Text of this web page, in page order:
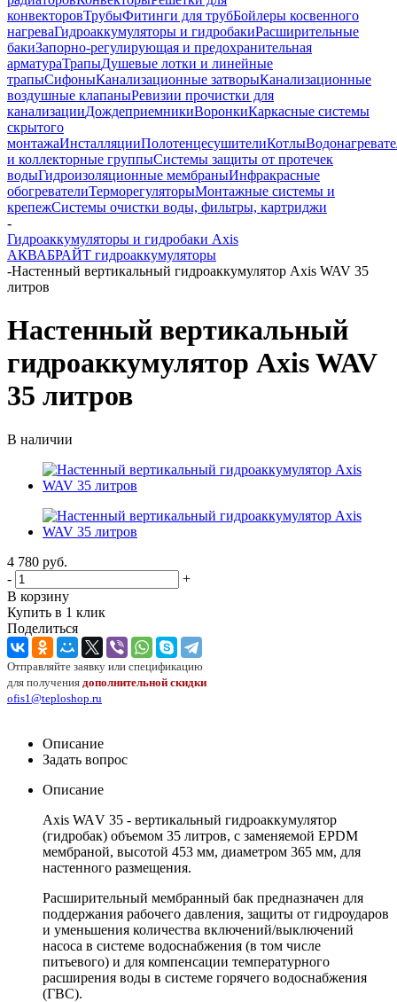
конвекторовТрубыФитинги для трубБойлеры косвенного
нагреваГидроаккумуляторы и гидробакиРасширительные
бакиЗапорно-регулирующая и предохранительная
арматураТрапыДушевые лотки и линейные
трапыСифоныКанализационные затворыКанализационные
воздушные клапаныРевизии прочистки для
канализацииДождеприемникиВоронкиКаркасные системы
скрытого
монтажаИнсталляцииПолотенцесушителиКотлы
и коллекторные группыСистемы защиты от протечек
водыГидроизоляционные мембраныИнфракрасные
обогревателиТерморегуляторыМонтажные системы и
крепежСистемы очистки воды, фильтры, картриджи
-
Гидроаккумуляторы и гидробаки Axis
АКВАБРАЙТ гидроаккумуляторы
-Настенный вертикальный гидроаккумулятор Axis WAV 35
литров
Настенный вертикальный
гидроаккумулятор Axis WAV
35 литров
В наличии
4 780 руб.
-
+
В корзину
Купить в 1 клик
Поделиться
Отправляйте заявку или спецификацию
для получения дополнительной скидки
ofis1@teploshop.ru
Описание
Задать вопрос
Описание
Axis WAV 35 - вертикальный гидроаккумулятор
(гидробак) объемом 35 литров, с заменяемой EPDM
мембраной, высотой 453 мм, диаметром 365 мм, для
настенного размещения.
Расширительный мембранный бак предназначен для
поддержания рабочего давления, защиты от гидроударов
и уменьшения количества включений/выключений
насоса в системе водоснабжения (в том числе
питьевого) и для компенсации температурного
расширения воды в системе горячего водоснабжения
(ГВС).